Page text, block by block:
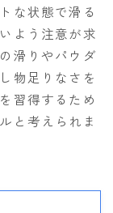
な状態で滑る
よう注意が求
滑りやパウダ
物足りなさを
習得するため
と考えられま